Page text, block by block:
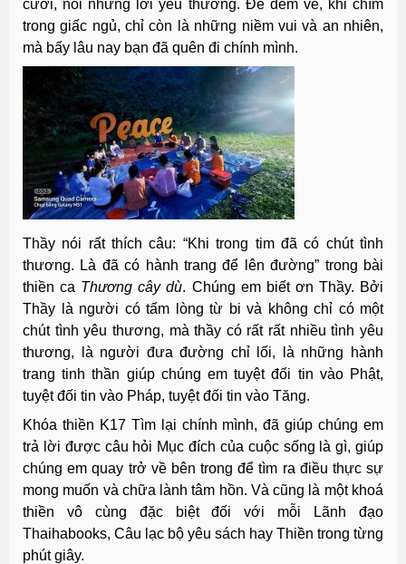
cười, nói những lời yêu thương. Để đêm về, khi chìm
trong giấc ngủ, chỉ còn là những niềm vui và an nhiên,
mà bấy lâu nay bạn đã quên đi chính mình.
Thầy nói rất thích câu: “Khi trong tim đã có chút tình
thương. Là đã có hành trang để lên đường” trong bài
thiền ca Thương cây dù. Chúng em biết ơn Thầy. Bởi
Thầy là người có tấm lòng từ bi và không chỉ có một
chút tình yêu thương, mà thầy có rất rất nhiều tình yêu
thương, là người đưa đường chỉ lối, là những hành
trang tinh thần giúp chúng em tuyệt đối tin vào Phật,
tuyệt đối tin vào Pháp, tuyệt đối tin vào Tăng.
Khóa thiền K17 Tìm lại chính mình, đã giúp chúng em
trả lời được câu hỏi Mục đích của cuộc sống là gì, giúp
chúng em quay trở về bên trong để tìm ra điều thực sự
mong muốn và chữa lành tâm hồn. Và cũng là một khoá
thiền vô cùng đặc biệt đối với mỗi Lãnh đạo
Thaihabooks, Câu lạc bộ yêu sách hay Thiền trong từng
phút giây.